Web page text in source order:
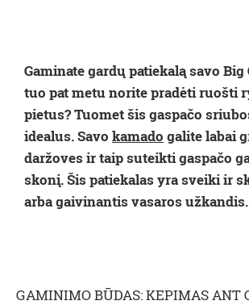
Gaminate gardų patiekalą savo Big
tuo pat metu norite pradėti ruošti
pietus? Tuomet šis gaspačo
idealus. Savo kamado galite labai
daržoves ir taip suteikti gaspačo
skonį. Šis patiekalas yra sveiki ir
arba gaivinantis vasaros užkandis.
GAMINIMO BŪDAS: KEPIMAS ANT